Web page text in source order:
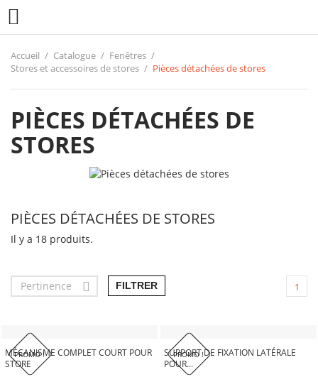

Accueil Catalogue
Fenêtres
Stores et accessoires de stores
Pièces détachées de stores
PIÈCES DÉTACHÉES DE
STORES
PIÈCES DÉTACHÉES DE STORES
Il y a 18 produits.
Pertinence  FILTRER 1
PROMO !
MÉCANISME COMPLET COURT POUR
STORE
PROMO !
SUPPORT DE FIXATION LATÉRALE
POUR...